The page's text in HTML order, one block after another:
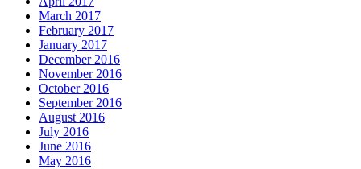
March 2017
February 2017
January 2017
December 2016
November 2016
October 2016
September 2016
August 2016
July 2016
June 2016
May 2016